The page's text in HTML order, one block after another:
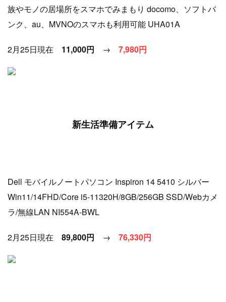
族やモノの居場所をスマホでみまもり docomo、ソフトバ
ンク、au、MVNOのスマホも利用可能 UHA01A
2月25日現在 11,000円 → 7,980円
新生活準備アイテム
Dell モバイルノートパソコン Inspiron 14 5410 シルバー
Win11/14FHD/Core i5-11320H/8GB/256GB SSD/Webカメ
ラ/無線LAN NI554A-BWL
2月25日現在 89,800円 → 76,330円